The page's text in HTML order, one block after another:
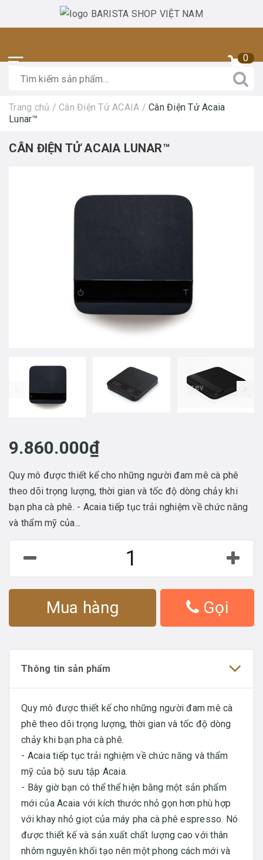
0
Trang chủ / Cân Điện Tử ACAIA / Cân Điện Tử Acaia
Lunar™
CÂN ĐIỆN TỬ ACAIA LUNAR™
prev
9.860.000₫
Quy mô được thiết kế cho những người đam mê cà phê
theo dõi trọng lượng, thời gian và tốc độ dòng chảy khi
bạn pha cà phê. - Acaia tiếp tục trải nghiệm về chức năng
và thẩm mỹ của...
Mua hàng Gọi
Thông tin sản phẩm
Quy mô được thiết kế cho những người đam mê cà
phê theo dõi trọng lượng, thời gian và tốc độ dòng
chảy khi bạn pha cà phê.
- Acaia tiếp tục trải nghiệm về chức năng và thẩm
mỹ của bộ sưu tập Acaia.
- Bây giờ bạn có thể thể hiện bằng một sản phẩm
mới của Acaia với kích thước nhỏ gọn hơn phù hợp
với khay nhỏ giọt của máy pha cà phê espresso. Nó
được thiết kế và sản xuất chất lượng cao với thân
nhôm nguyên khối tạo nên một phong cách mới và